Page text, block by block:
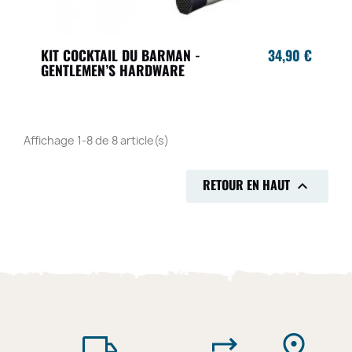
KIT COCKTAIL DU BARMAN -
GENTLEMEN’S HARDWARE
34,90 €
Affichage 1-8 de 8 article(s)
RETOUR EN HAUT 